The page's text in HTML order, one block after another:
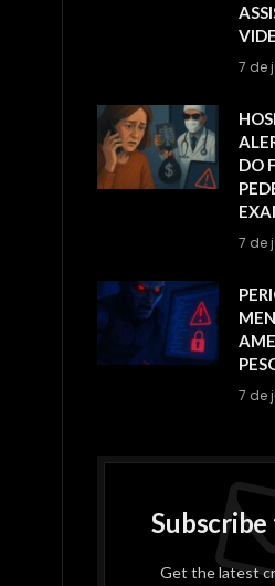
7 de
DO
7 de
7 de
Get the latest